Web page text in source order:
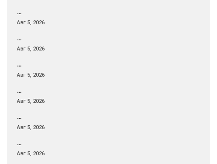
…
Авг 5, 2026
…
Авг 5, 2026
…
Авг 5, 2026
…
Авг 5, 2026
…
Авг 5, 2026
…
Авг 5, 2026